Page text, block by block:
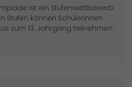
ist ein Stufenwettbewerb.
Stufen können Schülerinnen
zum 13. Jahrgang teilnehmen.